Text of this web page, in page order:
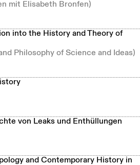
mit Elisabeth Bronfen)
into the History and Theory of
Philosophy of Science and Ideas)
von Leaks und Enthüllungen
and Contemporary History in